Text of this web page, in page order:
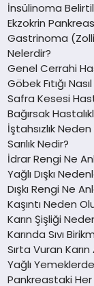
İnsülinoma
Ekzokrin
Gastrinoma
Nelerdir?
Genel Cerrahi
Göbek Fıtığı
Safra Kesesi
Bağırsak
İştahsızlık Neden
Sarılık Nedir?
İdrar Rengi Ne
Yağlı Dışkı
Dışkı Rengi Ne
Kaşıntı Neden
Karın Şişliği
Karında Sıvı
Sırta Vuran Karın
Yağlı
Pankreastaki